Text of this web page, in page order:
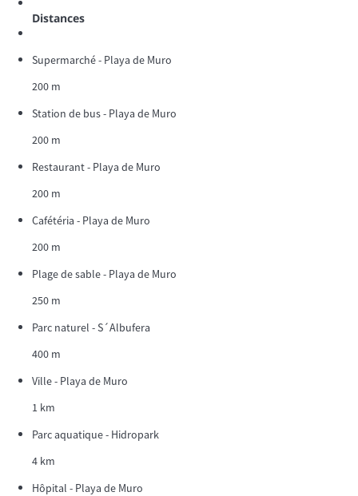
Distances
Supermarché - Playa de Muro
200 m
Station de bus - Playa de Muro
200 m
Restaurant - Playa de Muro
200 m
Cafétéria - Playa de Muro
200 m
Plage de sable - Playa de Muro
250 m
Parc naturel - S´Albufera
400 m
Ville - Playa de Muro
1 km
Parc aquatique - Hidropark
4 km
Hôpital - Playa de Muro